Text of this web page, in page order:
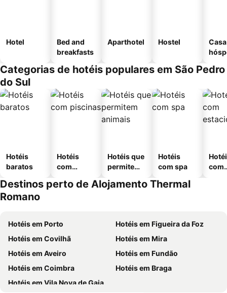
Hotel
Bed and
breakfasts
Aparthotel Hostel
Categorias de hotéis populares em São Pedro
do Sul
Hotéis
baratos
Hotéis
com
Hotéis que
permitem
Hotéis
com spa
com
Destinos perto de Alojamento Thermal
Romano
Hotéis em Porto
Hotéis em Figueira da Foz
Hotéis em Covilhã
Hotéis em Mira
Hotéis em Aveiro
Hotéis em Fundão
Hotéis em Coimbra
Hotéis em Braga
Hotéis em Vila Nova de Gaia